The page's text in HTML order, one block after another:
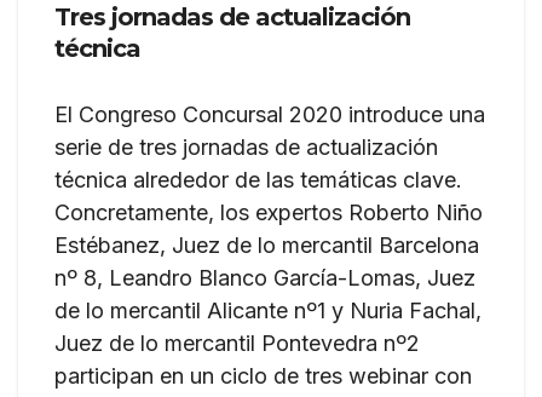
Tres jornadas de actualización
técnica
El Congreso Concursal 2020 introduce una
serie de tres jornadas de actualización
técnica alrededor de las temáticas clave.
Concretamente, los expertos Roberto Niño
Estébanez, Juez de lo mercantil Barcelona
nº 8, Leandro Blanco García-Lomas, Juez
de lo mercantil Alicante nº1 y Nuria Fachal,
Juez de lo mercantil Pontevedra nº2
participan en un ciclo de tres webinar con